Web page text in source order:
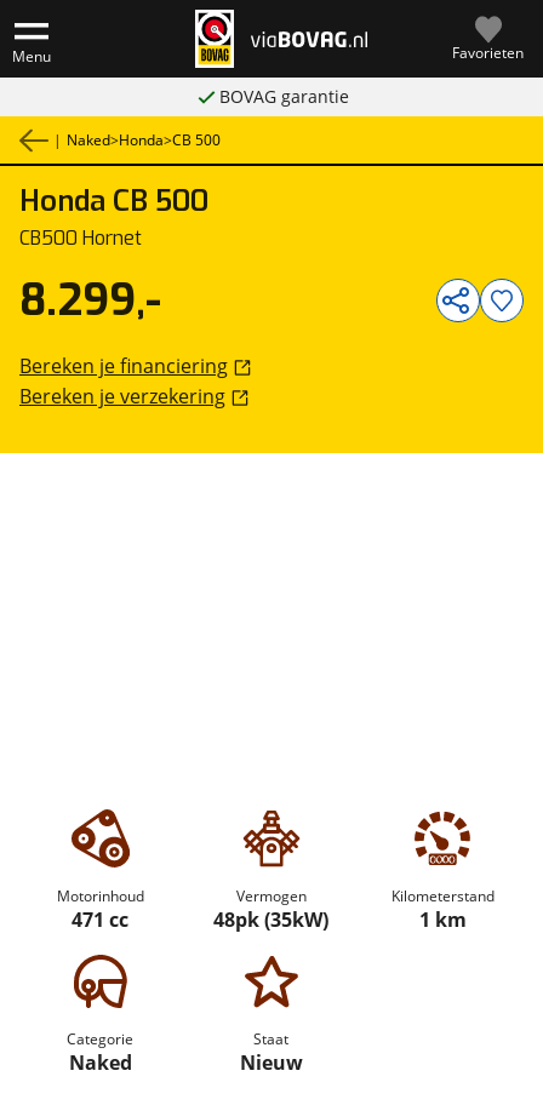
Menu Favorieten
BOVAG garantie
| Naked>Honda>CB 500
Honda CB 500
CB500 Hornet
Motorinhoud
471 cc
Vermogen
48pk (35kW)
Kilometerstand
1 km
Categorie
Naked
Staat
Nieuw
8.299,-
Bereken je financiering
Bereken je verzekering